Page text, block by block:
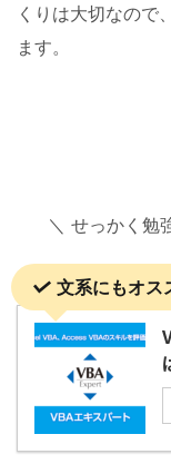
くりは大切なので
ます。
＼ せっかく勉
文系にもオス